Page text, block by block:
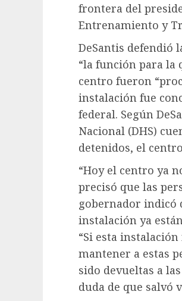
frontera del
Entrenamiento y
DeSantis defendió
“la función para la
centro fueron
instalación fue
federal. Según
Nacional (DHS)
detenidos, el
“Hoy el centro ya
precisó que las
gobernador indicó
instalación ya
“Si esta
mantener a estas
sido devueltas a
duda de que salvó